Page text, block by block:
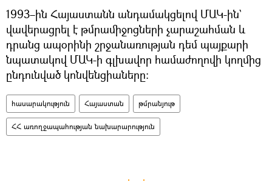
1993–ին Հայաստանն անդամակցելով ՄԱԿ-ին`
վավերացրել է թմրամիջոցների չարաշահման և
դրանց ապօրինի շրջանառության դեմ պայքարի
նպատակով ՄԱԿ-ի գլխավոր համաժողովի կողմից
ընդունված կոնվենցիաները:
հասարակություն Հայաստան թմրանյութ
ՀՀ առողջապահության նախարարություն